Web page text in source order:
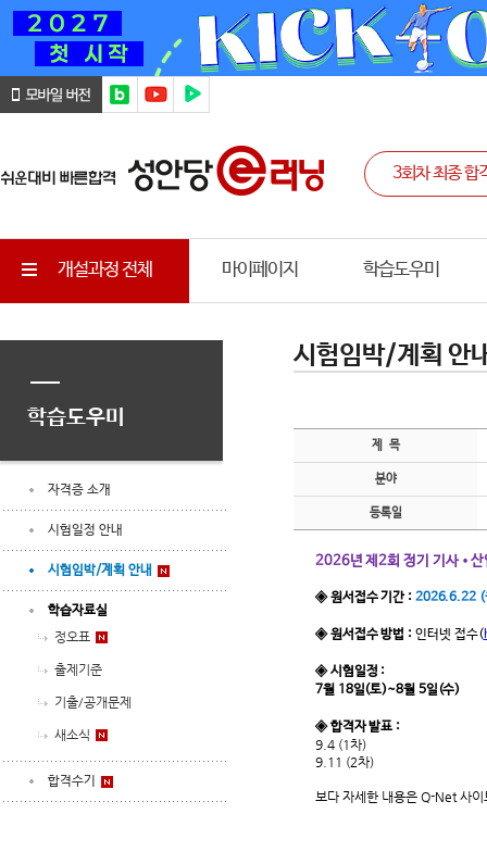
개설과정 전체 마이페이지 학습도우미
학습도우미
자격증 소개
시험일정 안내
시험임박/계획 안내
학습자료실
정오표
출제기준
기출/공개문제
새소식
합격수기
시험임박/계획 안
제 목
분야
등록일
2026년 제2회 정기 기사•산
◈ 원서접수 기간 : 2026.6.22
◈ 원서접수 방법 : 인터넷 접수(
◈ 시험일정 :
7월 18일(토)~8월 5일(수)
◈ 합격자 발표 :
9.4 (1차)
9.11 (2차)
보다 자세한 내용은 Q-Net 사